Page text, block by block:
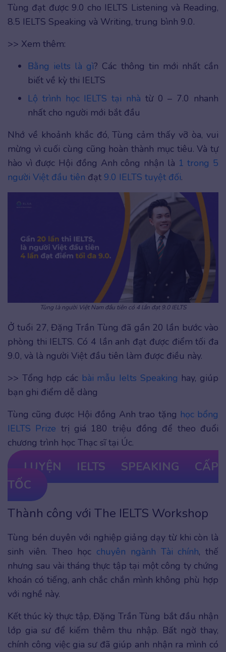
Tùng đạt được 9.0 cho IELTS Listening và Reading,
8.5 IELTS Speaking và Writing, trung bình 9.0.
>> Xem thêm:
Bằng ielts là gì? Các thông tin mới nhất cần
biết về kỳ thi IELTS
Lộ trình học IELTS tại nhà từ 0 – 7.0 nhanh
nhất cho người mới bắt đầu
Nhớ về khoảnh khắc đó, Tùng cảm thấy vỡ òa, vui
mừng vì cuối cùng cũng hoàn thành mục tiêu. Và tự
hào vì được Hội đồng Anh công nhận là 1 trong 5
người Việt đầu tiên đạt 9.0 IELTS tuyệt đối.
Tùng là người Việt Nam đầu tiên có 4 lần đạt 9.0 IELTS
Ở tuổi 27, Đặng Trần Tùng đã gần 20 lần bước vào
phòng thi IELTS. Có 4 lần anh đạt được điểm tối đa
9.0, và là người Việt đầu tiên làm được điều này.
>> Tổng hợp các bài mẫu Ielts Speaking hay, giúp
bạn ghi điểm dễ dàng
Tùng cũng được Hội đồng Anh trao tặng học bổng
IELTS Prize trị giá 180 triệu đồng để theo đuổi
chương trình học Thạc sĩ tại Úc.
LUYỆN IELTS SPEAKING CẤP
TỐC
Thành công với The IELTS Workshop
Tùng bén duyên với nghiệp giảng dạy từ khi còn là
sinh viên. Theo học chuyên ngành Tài chính, thế
nhưng sau vài tháng thực tập tại một công ty chứng
khoán có tiếng, anh chắc chắn mình không phù hợp
với nghề này.
Kết thúc kỳ thực tập, Đặng Trần Tùng bắt đầu nhận
lớp gia sư để kiếm thêm thu nhập. Bất ngờ thay,
chính công việc gia sư đã giúp anh nhận ra mình có